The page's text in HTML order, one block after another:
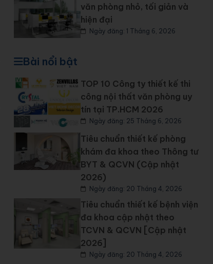
văn phòng nhỏ, tối giản và
hiện đại
Ngày đăng: 1 Tháng 6, 2026
Bài nổi bật
TOP 10 Công ty thiết kế thi
công nội thất văn phòng uy
tín tại TP.HCM 2026
Ngày đăng: 25 Tháng 6, 2026
Tiêu chuẩn thiết kế phòng
khám đa khoa theo Thông tư
BYT & QCVN (Cập nhật
2026)
Ngày đăng: 20 Tháng 4, 2026
Tiêu chuẩn thiết kế bệnh viện
đa khoa cập nhật theo
TCVN & QCVN [Cập nhật
2026]
Ngày đăng: 20 Tháng 4, 2026